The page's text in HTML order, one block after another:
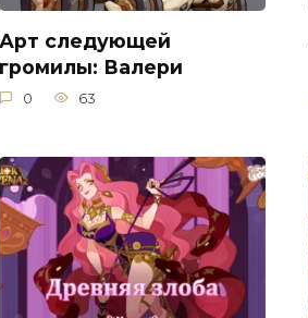
Арт следующей
громилы: Валери
0 63